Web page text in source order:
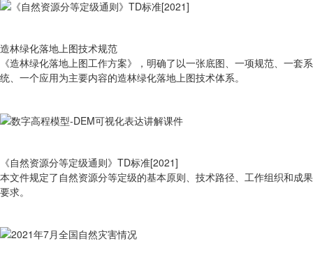
造林绿化落地上图技术规范
《造林绿化落地上图工作方案》，明确了以一张底图、一项规范、一套系
统、一个应用为主要内容的造林绿化落地上图技术体系。
《自然资源分等定级通则》TD标准[2021]
本文件规定了自然资源分等定级的基本原则、技术路径、工作组织和成果
要求。